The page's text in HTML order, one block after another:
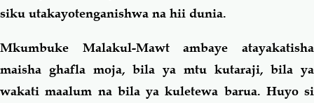
siku utakayotenganishwa na hii dunia.
Mkumbuke Malakul-Mawt ambaye atayakatisha
maisha ghafla moja, bila ya mtu kutaraji, bila ya
wakati maalum na bila ya kuletewa barua. Huyo si